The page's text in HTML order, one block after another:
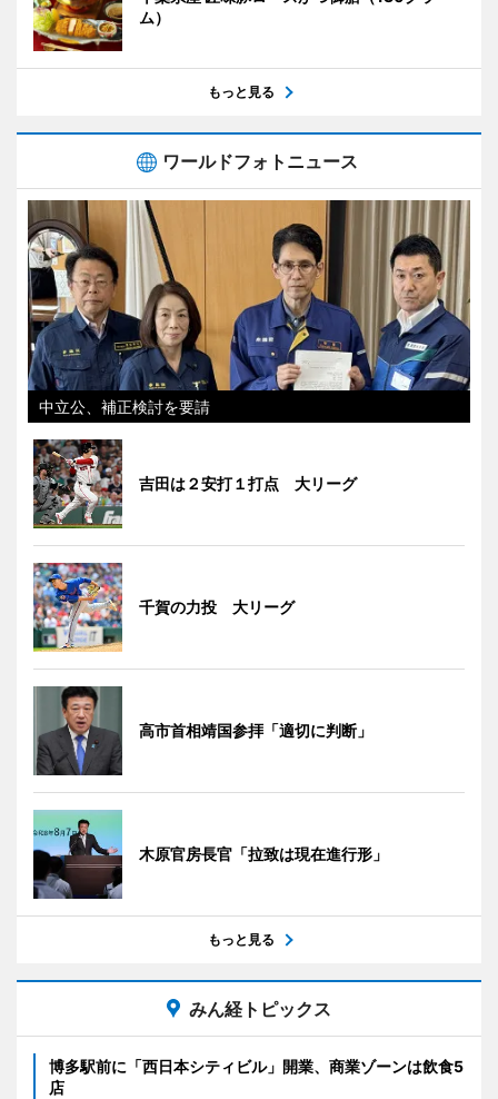
ム）
もっと見る
ワールドフォトニュース
中立公、補正検討を要請
吉田は２安打１打点 大リーグ
千賀の力投 大リーグ
高市首相靖国参拝「適切に判断」
木原官房長官「拉致は現在進行形」
もっと見る
みん経トピックス
博多駅前に「西日本シティビル」開業、商業ゾーンは飲食5
店